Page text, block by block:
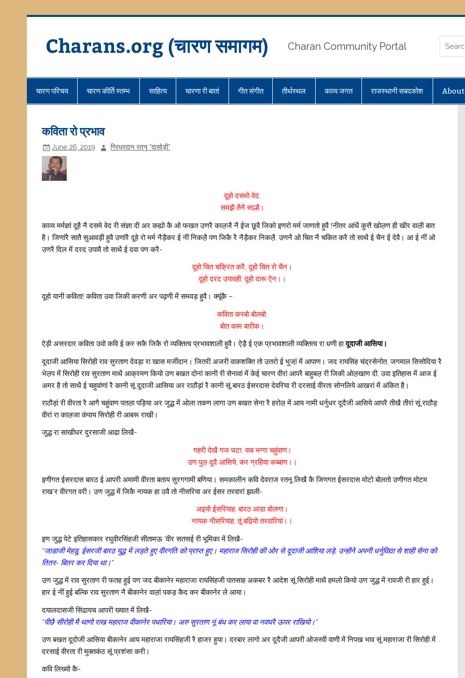
Charans.org (चारण समागम) Charan Community Portal
चारण परिचय चारण कीर्ति स्तम्भ साहित्य चारणा री बातां गीत संगीत तीर्थस्थल काव्य जगत राजस्थानी सबदकोश About
कविता रो प्रभाव
June 26, 2019 गिरधरदान रतनू "दासोड़ी"
दूहो दसमो वेद,
समझै तैनै साल्है।
काव्य मर्मज्ञां दूहै नै दसमे वेद री संज्ञा दी अर कह्यो कै ओ फखत उणरै काल़जै नै ईज छूवै जिको इणरो मर्म जाणतो हुवै !नीतर आंधै कुत्तै खोल़ण ही खीर वाल़ी बात
है। जिणांरै सातै सुआवड़ी हुवै उणांरै दूहे रो मर्म नैड़ैकर ई नीं निकल़ै पण जिकै रै नैड़ैकर निकल़ै, उणनै ओ चित नै चकित करै तो साथै ई चैन ई देवै। आ ई नीं ओ
उणरै दिल में दरद उपावै तो साथै ई दवा पण करै-
दूहो चित चक्रित करै, दूहो चित रो चैन।
दूहो दरद उपावही, दूहो दारू ऐन।।
दूहो यानी कविता! कविता उवा जिकी करणी अर पढ़णी में समवड़ हुवै। क्यूंकै –
कविता करबो बोलबो,
बोत काम बारीक।
ऐड़ी असरदार कविता उवो कवि ई कर सकै जिकै रो व्यक्तित्व प्रभावशाली हुवै। ऐड़ै ई एक प्रभावशाली व्यक्तित्व रा धणी हादूदाजी आसिया।
दूदाजी आसिया सिरोही राव सुरताण देवड़ा रा खास मर्जीदान। जितरी अजरी वाकशक्ति तो उतरो ई भुजा़ं में आपाण। जद रायसिंह चंद्रसेनोत, जगमाल सिसोदिया रै
भेल़प में सिरोही राव सुरताण माथै आक्रमण कियो उण बखत दोनां कानी री सेनावां में केई चारण वीरां आपरै बाहुबल़ री जिकी ओल़खाण दी, उवा इतिहास में आज ई
अमर है तो साथै ई चहुवांणां रै कानी सूं दूदाजी आसिया अर राठौड़ां रै कानी सूं बारठ ईसरदास देवरिया री दरसाई वीरता सोनलिये आखरां में अंकित है।
राठौड़ां री वीरता रै आगै चहुंवाण पतल़ा पड़िया अर जुद्ध में ओला तकण लागा उण बखत सेना रै हरोल़ में आय नामी धर्नुधर दूदैजी आसिये आपरै तीखै तीरां सूं राठौड़
वीरां रा काल़जा कंपाय सिरोही री आबरू राखी।
जुद्ध रा साखीधर दुरसाजी आढा लिखै-
गहरी देखै गज घटा, सब भग्गा चहुंवाण।
उण पुल़ दूदै आसिये, कर ग्रहिया कब्बाण।।
इणीगत ईसरदास बारठ ई आपरी अमामी वीरता बताय सुरगगामी बणिया। समकालीन कवि देवराज रतनू लिखै कै जिणगत ईसरदास मोटो बोलतो उणीगत मोटम
राख’र वीरगत वरी। उण जुद्ध में जिकै नायक हा उवै तो नीसरिया अर ईसर तरवारां झाली-
अइयो ईसरियाह, बारठ आडा बोलणा।
नायक नीसरियाह, तूं बढियो तरवारियां।।
इण जुद्ध पेटे इतिहासकार रघुवीरसिंहजी सीतामऊ ‘वीर सतसई री भूमिका में लिखै-
“जाडाजी मेहडू, ईसरजी बारठ युद्ध में लड़ते हुए वीरगति को प्राप्त हुए। महाराज सिरोही की ओर से दूदाजी आशिया लड़े, उन्होंने अपनी धर्नुविद्या से शाही सेना को
तितर- बितर कर दिया था।”
उण जुद्ध में राव सुरताण री फतह हुई पण जद बीकानेर महाराजा रायसिंहजी पातसाह अकबर रै आदेश सूं सिरोही माथै हमलो कियो उण जुद्ध में रावजी री हार हुई।
हार ई नीं हुई बल्कि राव सुरताण नै बीकानेर वाल़ां पकड़ कैद कर बीकानेर ले आया।
दयालदासजी सिंढायच आपरी ख्यात में लिखै-
“पीछै सीरोही मै थाणो राख महाराज वीकानेर पधारिया। अरु सुरताण नूं बंध कर लाया वा नवघरै ऊपर राखियो।”
उण बखत दूदोजी आसिया बीकानेर आय महाराजा रायसिंहजी रै हाजर हुया। दरबार लागो अर दूदैजी आपरी ओजस्वी वाणी में निपख भाव सूं महाराजा री सिरोही में
दरसाई वीरता री मुक्तकंठ सूं प्रशंसा करी।
कवि लिख्यो कै-